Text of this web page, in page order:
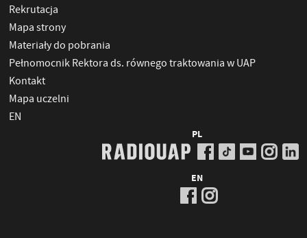
Rekrutacja
Mapa strony
Materiały do pobrania
Pełnomocnik Rektora ds. równego traktowania w UAP
Kontakt
Mapa uczelni
EN
PL
EN